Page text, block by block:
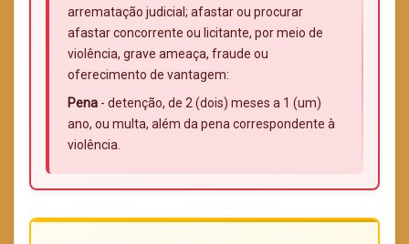
arrematação judicial; afastar ou procurar
afastar concorrente ou licitante, por meio de
violência, grave ameaça, fraude ou
oferecimento de vantagem:
Pena - detenção, de 2 (dois) meses a 1 (um)
ano, ou multa, além da pena correspondente à
violência.